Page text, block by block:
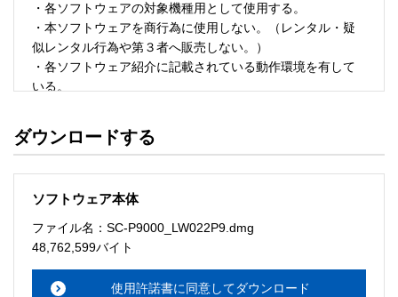
・各ソフトウェアの対象機種用として使用する。
・本ソフトウェアを商行為に使用しない。（レンタル・疑
似レンタル行為や第３者へ販売しない。）
・各ソフトウェア紹介に記載されている動作環境を有して
いる。
・ソフトウェアを改変、またはリバースエンジニアリング
ソフトウェアのサポート
・本サーバでは、ユーザーサポートは行いません。搭載ソ
メーションセンターまでお願い
ダウンロードする
ソフトウェア本体
ファイル名：SC-P9000_LW022P9.dmg
48,762,599バイト
使用許諾書に同意してダウンロード